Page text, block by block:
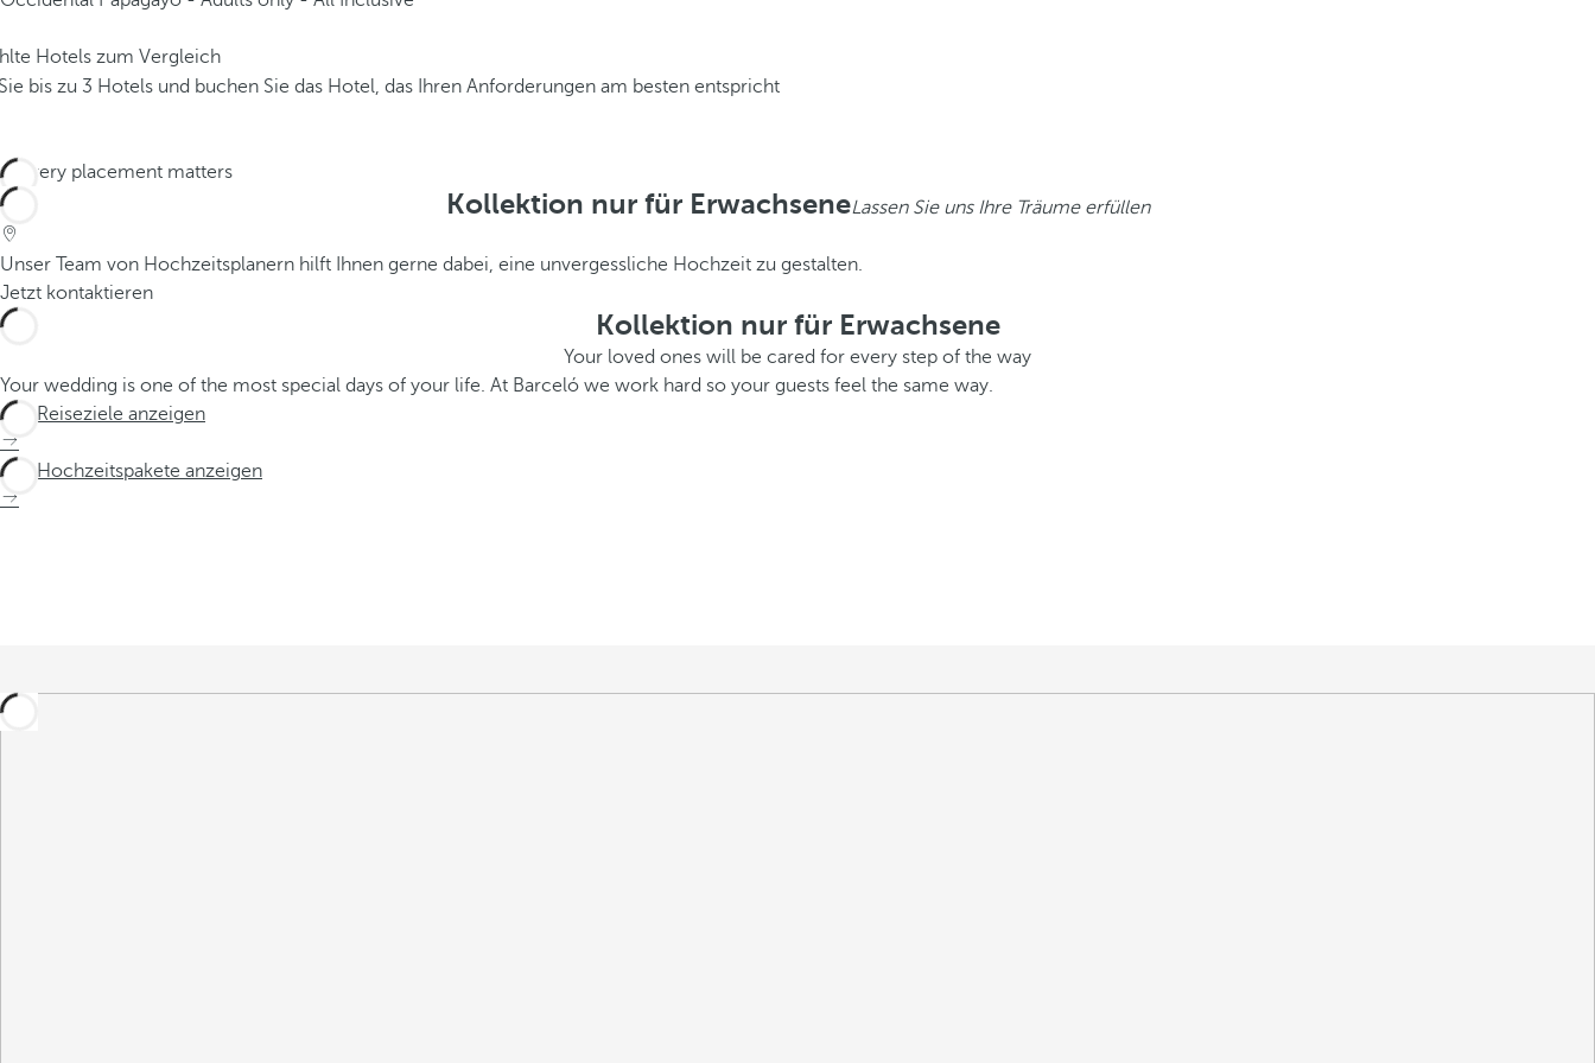
Hotels zum Vergleich
bis zu 3 Hotels und buchen Sie das Hotel, das Ihren Anforderungen am besten entspricht
Kollektion nur für ErwachseneLassen Sie uns Ihre Träume erfüllen
Unser Team von Hochzeitsplanern hilft Ihnen gerne dabei, eine unvergessliche Hochzeit zu gestalten.
Jetzt kontaktieren
Kollektion nur für Erwachsene
Your loved ones will be cared for every step of the way
Your wedding is one of the most special days of your life. At Barceló we work hard so your guests feel the same way.
Alle Reiseziele anzeigen
Alle Hochzeitspakete anzeigen